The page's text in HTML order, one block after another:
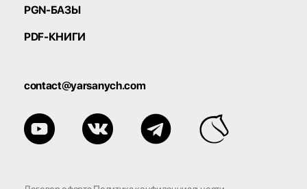
PGN-БАЗЫ
PDF-КНИГИ
contact@yarsanych.com